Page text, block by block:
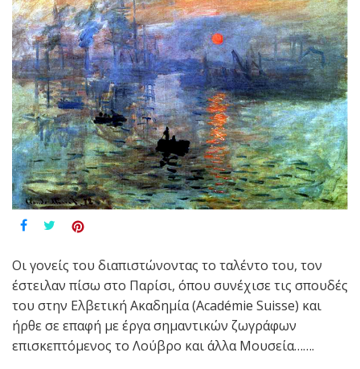
Οι γονείς του διαπιστώνοντας το ταλέντο του, τον
έστειλαν πίσω στο Παρίσι, όπου συνέχισε τις σπουδές
του στην Ελβετική Ακαδημία (Académie Suisse) και
ήρθε σε επαφή με έργα σημαντικών ζωγράφων
επισκεπτόμενος το Λούβρο και άλλα Μουσεία…….